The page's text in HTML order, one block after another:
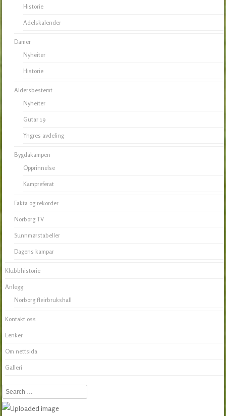
Historie
Adelskalender
Damer
Nyheiter
Historie
Aldersbestemt
Nyheiter
Gutar 19
Yngres avdeling
Bygdakampen
Opprinnelse
Kampreferat
Fakta og rekorder
Norborg TV
Sunnmørstabeller
Dagens kampar
Klubbhistorie
Anlegg
Norborg fleirbrukshall
Kontakt oss
Lenker
Om nettsida
Galleri
Search